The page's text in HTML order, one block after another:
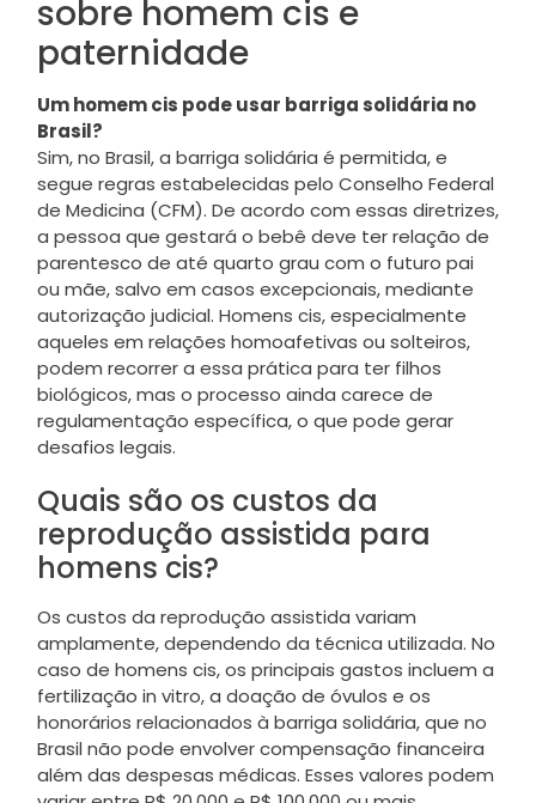
sobre homem cis e
paternidade
Um homem cis pode usar barriga solidária no
Brasil?
Sim, no Brasil, a barriga solidária é permitida, e
segue regras estabelecidas pelo Conselho Federal
de Medicina (CFM). De acordo com essas diretrizes,
a pessoa que gestará o bebê deve ter relação de
parentesco de até quarto grau com o futuro pai
ou mãe, salvo em casos excepcionais, mediante
autorização judicial. Homens cis, especialmente
aqueles em relações homoafetivas ou solteiros,
podem recorrer a essa prática para ter filhos
biológicos, mas o processo ainda carece de
regulamentação específica, o que pode gerar
desafios legais.
Quais são os custos da
reprodução assistida para
homens cis?
Os custos da reprodução assistida variam
amplamente, dependendo da técnica utilizada. No
caso de homens cis, os principais gastos incluem a
fertilização in vitro, a doação de óvulos e os
honorários relacionados à barriga solidária, que no
Brasil não pode envolver compensação financeira
além das despesas médicas. Esses valores podem